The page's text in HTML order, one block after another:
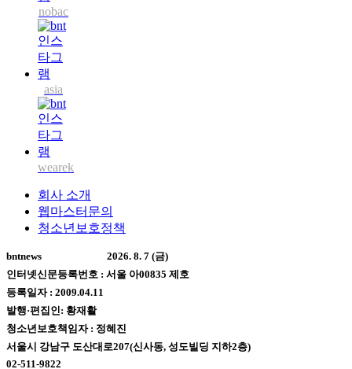
nobac
asia
wearek
회사 소개
웹마스터문의
청소년보호정책
bntnews
2026. 8. 7 (금)
인터넷신문등록번호 : 서울 아00835 제호
등록일자 : 2009.04.11
발행·편집인: 황재활
청소년보호책임자 : 정혜진
서울시 강남구 도산대로207(신사동, 성도빌딩 지하2층)
02-511-9822